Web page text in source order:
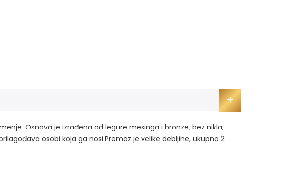
Osnova je izrađena od legure mesinga i bronze, bez nikla,
osobi koja ga nosi.Premaz je velike debljine, ukupno 2